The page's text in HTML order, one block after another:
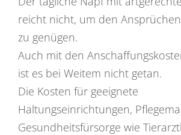
reicht nicht, um den
zu genügen.
Auch mit den
ist es bei Weitem nicht getan.
Die Kosten für geeignete
Haltungseinrichtungen,
Gesundheitsfürsorge wie